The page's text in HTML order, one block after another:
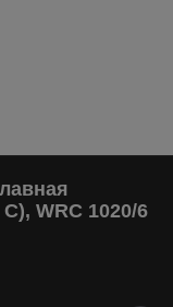
WRC 1020/6